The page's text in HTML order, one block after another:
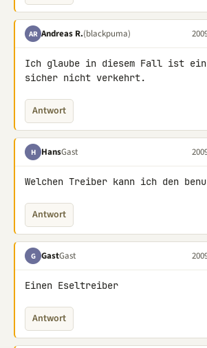
AR Andreas R.(blackpuma)
Ich glaube in diesem Fall ist
sicher nicht verkehrt.
Antwort
H HansGast
Welchen Treiber kann ich den
Antwort
G GastGast
Einen Eseltreiber
Antwort